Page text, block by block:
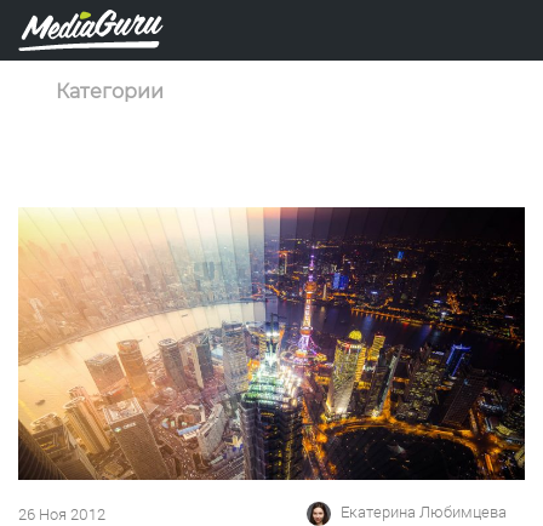
Категории
26 Ноя 2012 Екатерина Любимцева